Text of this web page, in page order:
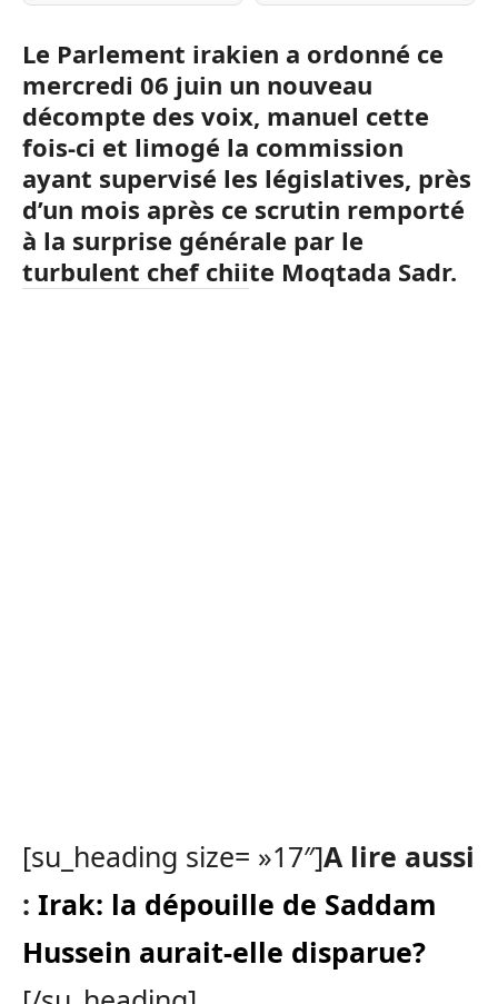
Le Parlement irakien a ordonné ce
mercredi 06 juin un nouveau
décompte des voix, manuel cette
fois-ci et limogé la commission
ayant supervisé les législatives, près
d’un mois après ce scrutin remporté
à la surprise générale par le
turbulent chef chiite Moqtada Sadr.
[su_heading size= »17″]A lire aussi
: Irak: la dépouille de Saddam
Hussein aurait-elle disparue?